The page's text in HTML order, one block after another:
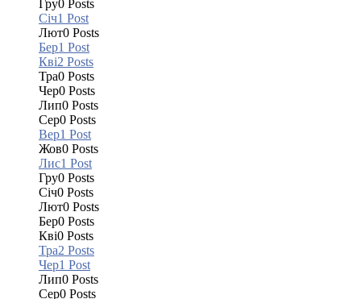
Гру0 Posts
Січ1 Post
Лют0 Posts
Бер1 Post
Кві2 Posts
Тра0 Posts
Чер0 Posts
Лип0 Posts
Сер0 Posts
Вер1 Post
Жов0 Posts
Лис1 Post
Гру0 Posts
Січ0 Posts
Лют0 Posts
Бер0 Posts
Кві0 Posts
Тра2 Posts
Чер1 Post
Лип0 Posts
Сер0 Posts